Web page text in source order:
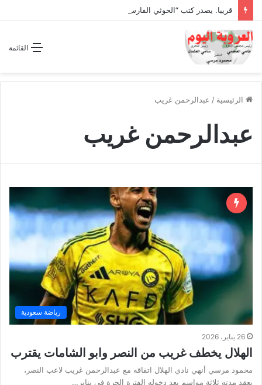
قريبا. يصدر كتب “الحوثي الفارسي المجوسي يغتال اليمن “
القائمة
الرئيسية / عبدالرحمن غريب
عبدالرحمن غريب
رياضة سعودية
26 يناير، 2026
الهلال يخطف غريب من النصر وابو الشامات يقترب
محمود مرسي أنهي نادي الهلال اتفاقه مع عبدالرحمن غريب لاعب النصر،
بعقد مدته ثلاثة مواسم بعد دخوله الفترة الحرة في يناير…